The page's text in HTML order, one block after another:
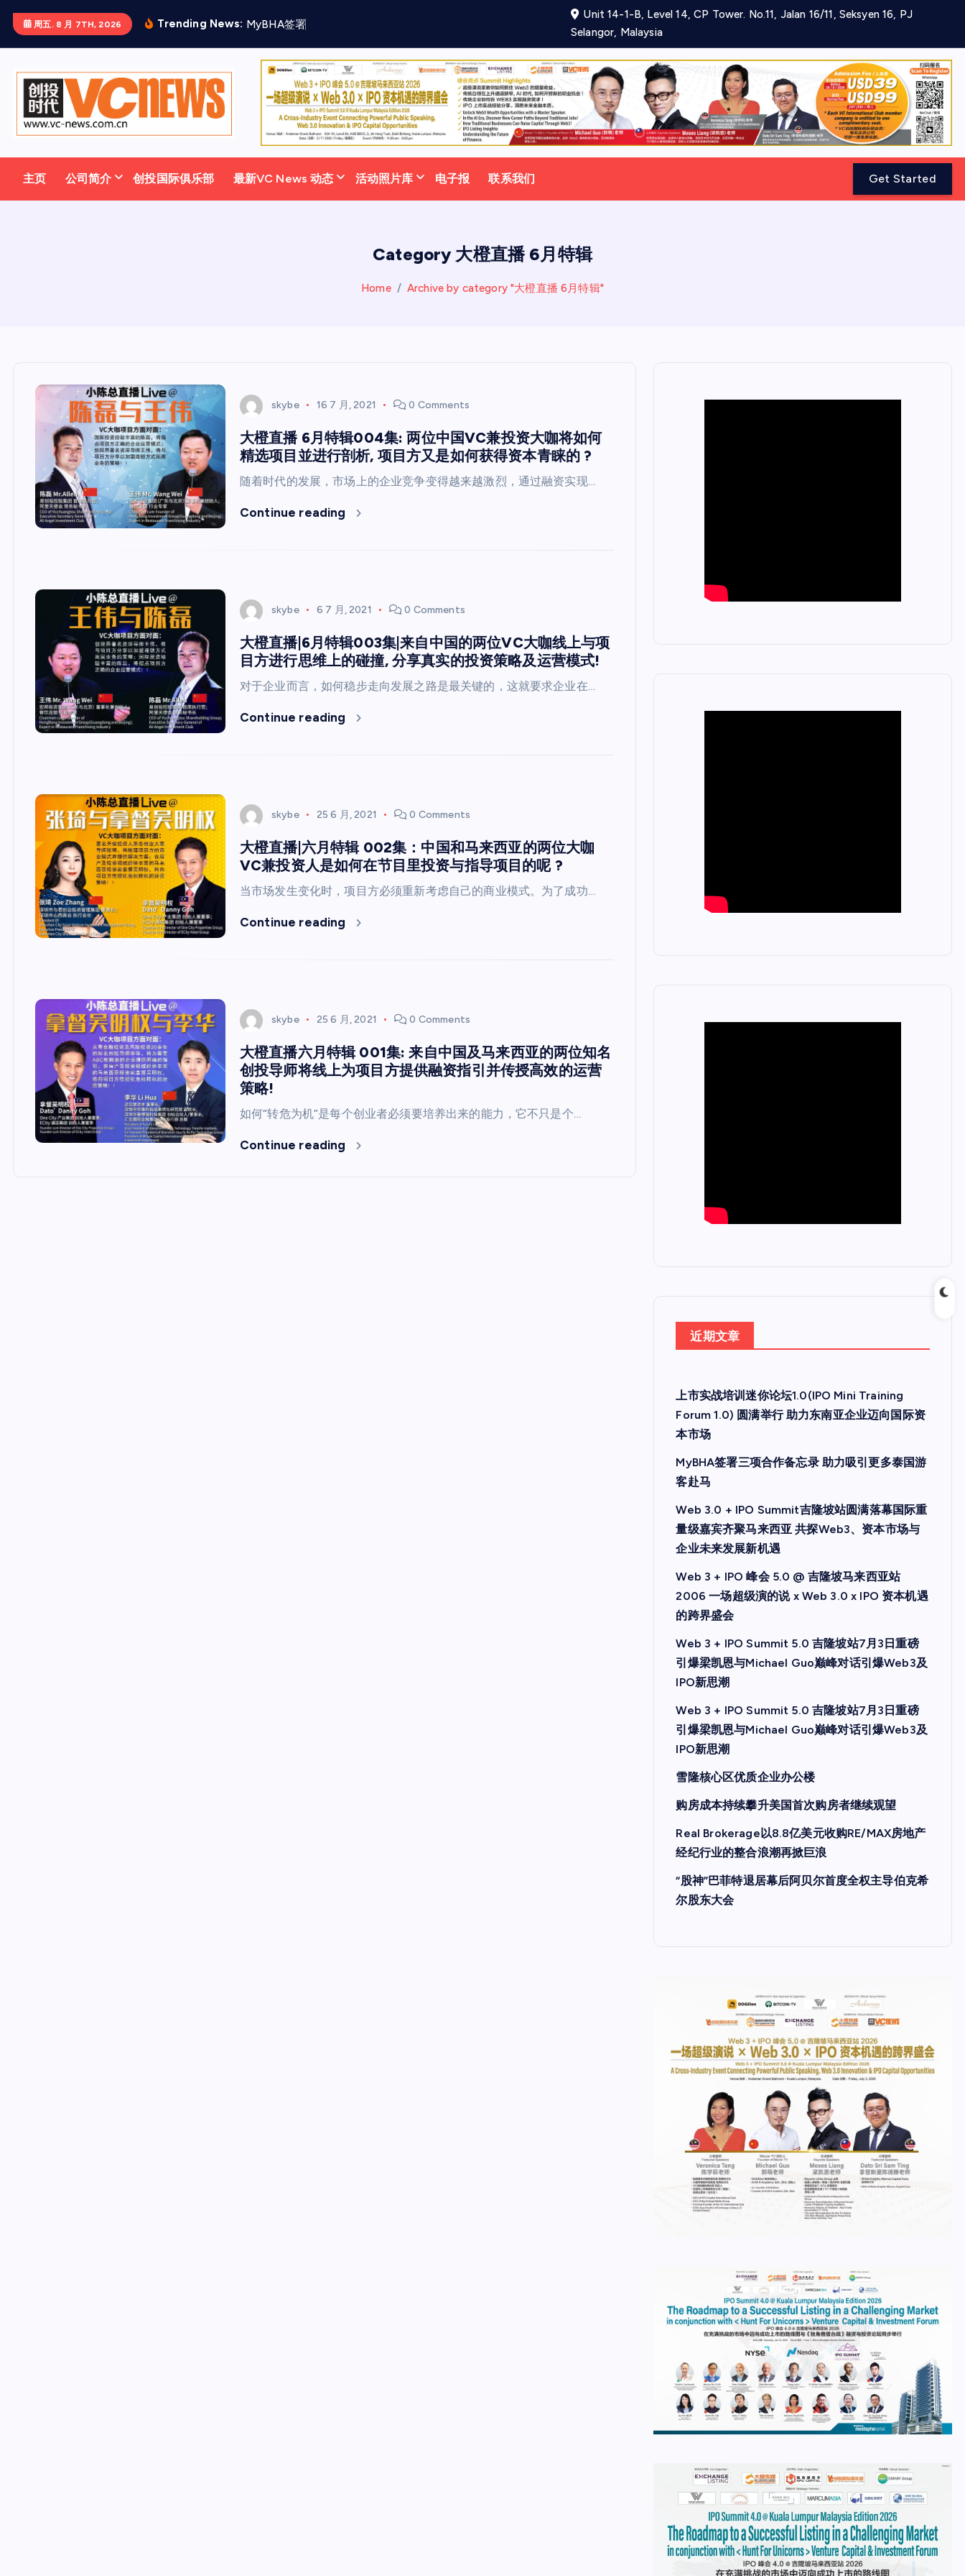
正
周五. 8 月 7TH, 2026 Trending News: MyBHA签署
Unit 14-1-B, Level 14, CP Tower. No.11, Jalan 16/11, Seksyen 16, PJ
Selangor, Malaysia
主页 公司简介 创投国际俱乐部 最新VC News 动态 活动照片库 电子报 联系我们 Get Started
Category 大橙直播 6月特辑
Home Archive by category "大橙直播 6月特辑"
skybe 16 7 月, 2021 0 Comments
大橙直播 6月特辑004集: 两位中国VC兼投资大咖将如何
精选项目並进行剖析, 项目方又是如何获得资本青睐的 ?
随着时代的发展，市场上的企业竞争变得越来越激烈，通过融资实现…
Continue reading
skybe 6 7 月, 2021 0 Comments
大橙直播|6月特辑003集|来自中国的两位VC大咖线上与项
目方进行思维上的碰撞, 分享真实的投资策略及运营模式!
对于企业而言，如何稳步走向发展之路是最关键的，这就要求企业在…
Continue reading
skybe 25 6 月, 2021 0 Comments
大橙直播|六月特辑 002集：中国和马来西亚的两位大咖
VC兼投资人是如何在节目里投资与指导项目的呢 ?
当市场发生变化时，项目方必须重新考虑自己的商业模式。为了成功…
Continue reading
skybe 25 6 月, 2021 0 Comments
大橙直播六月特辑 001集: 来自中国及马来西亚的两位知名
创投导师将线上为项目方提供融资指引并传授高效的运营
策略!
如何“转危为机”是每个创业者必须要培养出来的能力，它不只是个…
Continue reading
近期文章
上市实战培训迷你论坛1.0(IPO Mini Training
Forum 1.0) 圆满举行 助力东南亚企业迈向国际资
本市场
MyBHA签署三项合作备忘录 助力吸引更多泰国游
客赴马
Web 3.0 + IPO Summit吉隆坡站圆满落幕国际重
量级嘉宾齐聚马来西亚 共探Web3、资本市场与
企业未来发展新机遇
Web 3 + IPO 峰会 5.0 @ 吉隆坡马来西亚站
2006 一场超级演的说 x Web 3.0 x IPO 资本机遇
的跨界盛会
Web 3 + IPO Summit 5.0 吉隆坡站7月3日重磅
引爆梁凯恩与Michael Guo巅峰对话引爆Web3及
IPO新思潮
Web 3 + IPO Summit 5.0 吉隆坡站7月3日重磅
引爆梁凯恩与Michael Guo巅峰对话引爆Web3及
IPO新思潮
雪隆核心区优质企业办公楼
购房成本持续攀升美国首次购房者继续观望
Real Brokerage以8.8亿美元收购RE/MAX房地产
经纪行业的整合浪潮再掀巨浪
“股神”巴菲特退居幕后阿贝尔首度全权主导伯克希
尔股东大会